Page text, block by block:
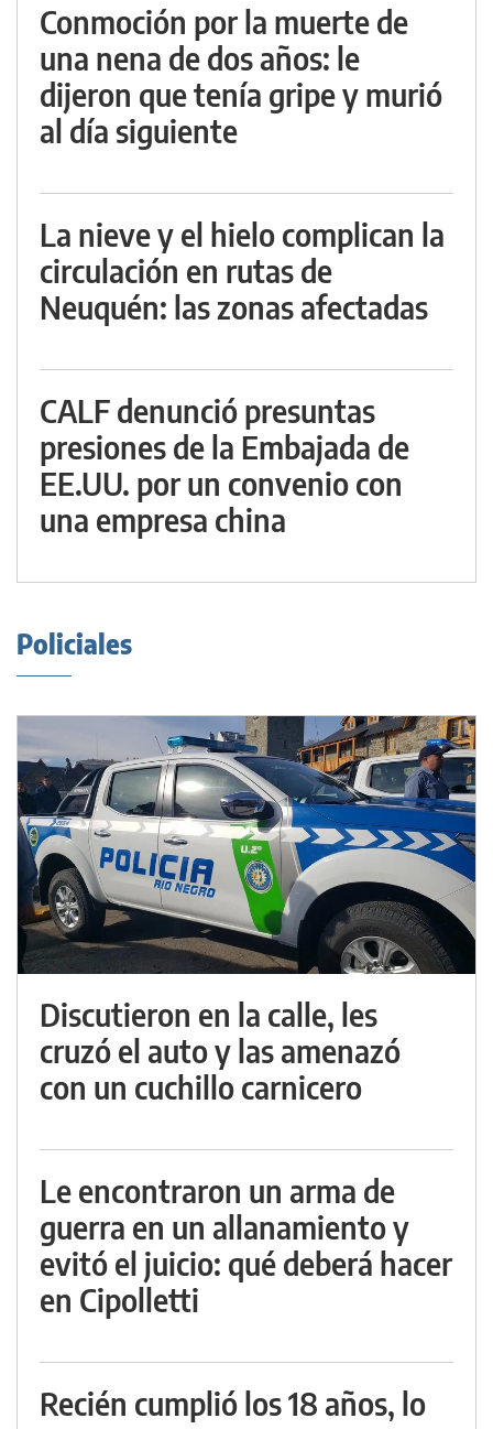
Conmoción por la muerte de
una nena de dos años: le
dijeron que tenía gripe y murió
al día siguiente
La nieve y el hielo complican la
circulación en rutas de
Neuquén: las zonas afectadas
CALF denunció presuntas
presiones de la Embajada de
EE.UU. por un convenio con
una empresa china
Policiales
Discutieron en la calle, les
cruzó el auto y las amenazó
con un cuchillo carnicero
Le encontraron un arma de
guerra en un allanamiento y
evitó el juicio: qué deberá hacer
en Cipolletti
Recién cumplió los 18 años, lo